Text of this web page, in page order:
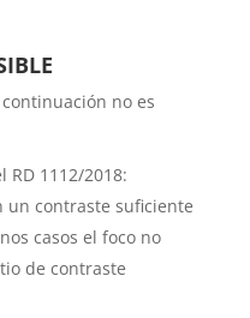
no es
RD 1112/2018:
un contraste suficiente
casos el foco no
de contraste